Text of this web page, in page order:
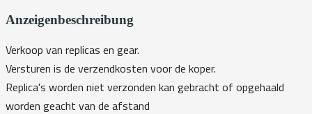
Anzeigenbeschreibung
Verkoop van replicas en gear.
Versturen is de verzendkosten voor de koper.
Replica's worden niet verzonden kan gebracht of opgehaald
worden geacht van de afstand